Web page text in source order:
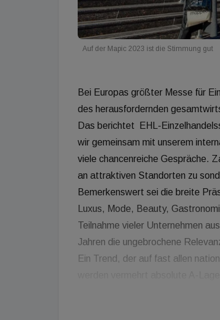
Auf der Mapic 2023 ist die Stimmung gut
Bei Europas größter Messe für
des herausfordernden
Das berichtet EHL-
wir gemeinsam mit unserem
viele chancenreiche Gespräche.
an attraktiven Standorten zu
Bemerkenswert sei die breite
Luxus, Mode, Beauty,
Teilnahme vieler Unternehmen
Jahren die ungebrochene
Ein Trend, der auf fast allen